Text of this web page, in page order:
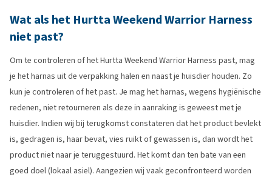
Wat als het Hurtta Weekend Warrior Harness
niet past?
Om te controleren of het Hurtta Weekend Warrior Harness past, mag
je het harnas uit de verpakking halen en naast je huisdier houden. Zo
kun je controleren of het past. Je mag het harnas, wegens hygiënische
redenen, niet retourneren als deze in aanraking is geweest met je
huisdier. Indien wij bij terugkomst constateren dat het product bevlekt
is, gedragen is, haar bevat, vies ruikt of gewassen is, dan wordt het
product niet naar je teruggestuurd. Het komt dan ten bate van een
goed doel (lokaal asiel). Aangezien wij vaak geconfronteerd worden